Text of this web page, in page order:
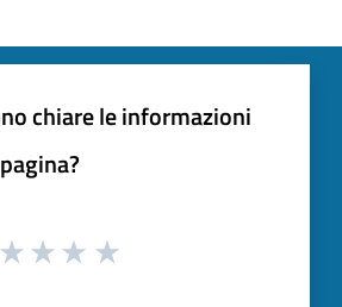
chiare le informazioni